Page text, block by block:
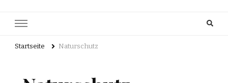
Archiv
Startseite Naturschutz